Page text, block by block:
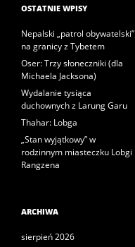
OSTATNIE WPISY
Nepalski „patrol obywatelski”
na granicy z Tybetem
Oser: Trzy słoneczniki (dla
Michaela Jacksona)
Wydalanie tysiąca
duchownych z Larung Garu
Thahar: Lobga
„Stan wyjątkowy” w
rodzinnym miasteczku Lobgi
Rangzena
ARCHIWA
sierpień 2026